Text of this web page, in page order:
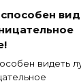
видеть